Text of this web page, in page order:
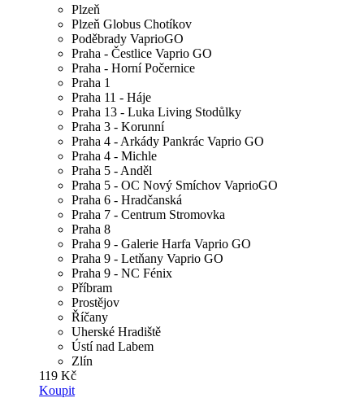
Plzeň
Plzeň Globus Chotíkov
Poděbrady VaprioGO
Praha - Čestlice Vaprio GO
Praha - Horní Počernice
Praha 1
Praha 11 - Háje
Praha 13 - Luka Living Stodůlky
Praha 3 - Korunní
Praha 4 - Arkády Pankrác Vaprio GO
Praha 4 - Michle
Praha 5 - Anděl
Praha 5 - OC Nový Smíchov VaprioGO
Praha 6 - Hradčanská
Praha 7 - Centrum Stromovka
Praha 8
Praha 9 - Galerie Harfa Vaprio GO
Praha 9 - Letňany Vaprio GO
Praha 9 - NC Fénix
Příbram
Prostějov
Říčany
Uherské Hradiště
Ústí nad Labem
Zlín
119 Kč
Koupit